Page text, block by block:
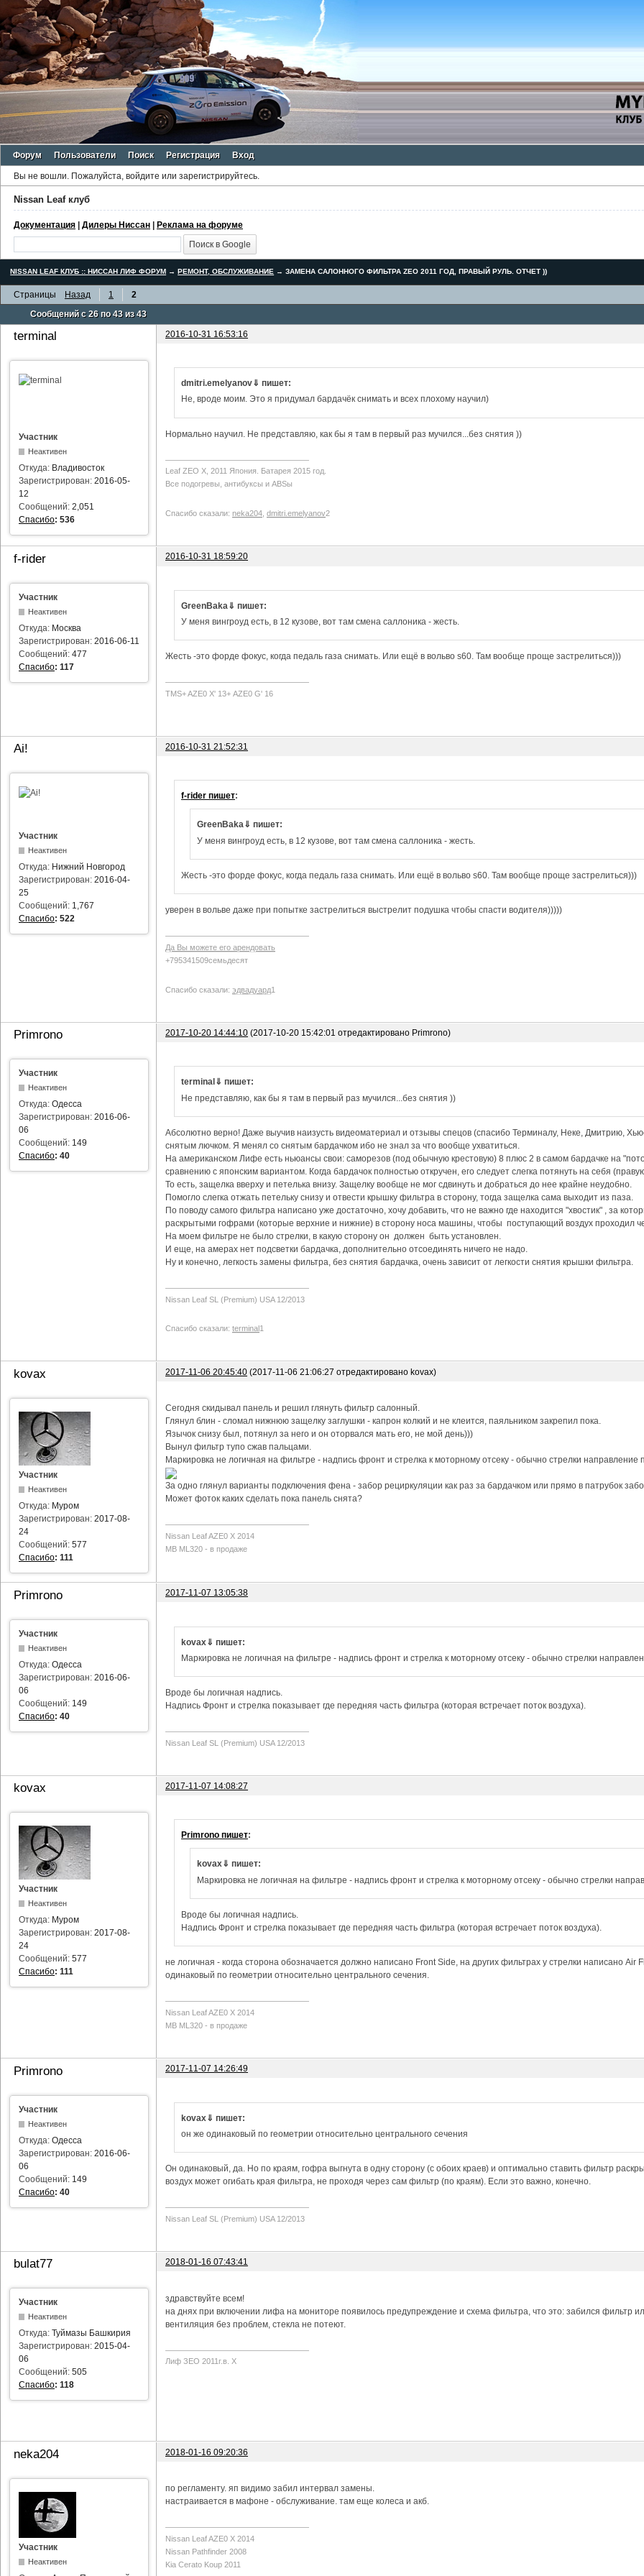
Форум Пользователи Поиск Регистрация Вход
Вы не вошли. Пожалуйста, войдите или зарегистрируйтесь.
Nissan Leaf клуб
Документация | Дилеры Ниссан | Реклама на форуме
NISSAN LEAF КЛУБ :: НИССАН ЛИФ ФОРУМ → РЕМОНТ, ОБСЛУЖИВАНИЕ →ЗАМЕНА САЛОННОГО ФИЛЬТРА ZEO 2011 ГОД, ПРАВЫЙ РУЛЬ. ОТЧЕТ ))
Страницы Назад 1
2
Сообщений с 26 по 43 из 43
terminal 2016-10-31 16:53:16
Участник
Неактивен
Откуда: Владивосток
Зарегистрирован: 2016-05-
12
Сообщений: 2,051
Спасибо: 536
dmitri.emelyanov⇓ пишет:
Не, вроде моим. Это я придумал бардачёк снимать и всех плохому научил)
Нормально научил. Не представляю, как бы я там в первый раз мучился...без снятия ))
Leaf ZEO Х, 2011 Япония. Батарея 2015 год.
Все подогревы, антибуксы и ABSы
Спасибо сказали: neka204 dmitri.emelyanov2
f-rider 2016-10-31 18:59:20
Участник
Неактивен
Откуда: Москва
Зарегистрирован: 2016-06-11
Сообщений: 477
Спасибо: 117
GreenBaka⇓ пишет:
У меня вингроуд есть, в 12 кузове, вот там смена саллоника - жесть.
Жесть -это форде фокус, когда педаль газа снимать. Или ещё в вольво s60. Там вообще проще застрелиться)))
TMS+ AZE0 Х' 13+ AZE0 G' 16
Ai! 2016-10-31 21:52:31
Участник
Неактивен
Откуда: Нижний Новгород
Зарегистрирован: 2016-04-
25
Сообщений: 1,767
Спасибо: 522
f-rider пишет:
GreenBaka⇓ пишет:
У меня вингроуд есть, в 12 кузове, вот там смена саллоника - жесть.
Жесть -это форде фокус, когда педаль газа снимать. Или ещё в вольво s60. Там вообще проще застрелиться)))
уверен в вольве даже при попытке застрелиться выстрелит подушка чтобы спасти водителя)))))
Да Вы можете его арендовать
+795341509семьдесят
Спасибо сказали: эдвадуард1
Primrono 2017-10-20 14:44:10 (2017-10-20 15:42:01 отредактировано Primrono)
Участник
Неактивен
Откуда: Одесса
Зарегистрирован: 2016-06-
06
Сообщений: 149
Спасибо: 40
terminal⇓ пишет:
Не представляю, как бы я там в первый раз мучился...без снятия ))
Абсолютно верно! Даже выучив наизусть видеоматериал и отзывы спецов (спасибо Терминалу, Неке, Дмитрию,
снятым лючком. Я менял со снятым бардачком ибо не знал за что вообще ухватиться.
На американском Лифе есть ньюансы свои: саморезов (под обычную крестовую) 8 плюс 2 в самом бардачке на
сравнению с японским вариантом. Когда бардачок полностью откручен, его следует слегка потянуть на себя
То есть, защелка вверху и петелька внизу. Защелку вообще не мог сдвинуть и добраться до нее крайне неудобно.
Помогло слегка отжать петельку снизу и отвести крышку фильтра в сторону, тогда защелка сама выходит из паза.
По поводу самого фильтра написано уже достаточно, хочу добавить, что не важно где находится "хвостик" , за
раскрытыми гофрами (которые верхние и нижние) в сторону носа машины, чтобы поступающий воздух проходил
На моем фильтре не было стрелки, в какую сторону он должен быть установлен.
И еще, на амерах нет подсветки бардачка, дополнительно отсоединять ничего не надо.
Ну и конечно, легкость замены фильтра, без снятия бардачка, очень зависит от легкости снятия крышки фильтра.
Nissan Leaf SL (Premium) USA 12/2013
Спасибо сказали: terminal 1
kovax 2017-11-06 20:45:40 (2017-11-06 21:06:27 отредактировано kovax)
Участник
Неактивен
Откуда: Муром
Зарегистрирован: 2017-08-
24
Сообщений: 577
Спасибо: 111
Сегодня скидывал панель и решил глянуть фильтр салонный.
Глянул блин - сломал нижнюю защелку заглушки - капрон колкий и не клеится, паяльником закрепил пока.
Язычок снизу был, потянул за него и он оторвался мать его, не мой день)))
Вынул фильтр тупо сжав пальцами.
Маркировка не логичная на фильтре - надпись фронт и стрелка к моторному отсеку - обычно стрелки направление
За одно глянул варианты подключения фена - забор рециркуляции как раз за бардачком или прямо в патрубок
Может фоток каких сделать пока панель снята?
Nissan Leaf AZE0 X 2014
MB ML320 - в продаже
Primrono 2017-11-07 13:05:38
Участник
Неактивен
Откуда: Одесса
Зарегистрирован: 2016-06-
06
Сообщений: 149
Спасибо: 40
kovax⇓ пишет:
Маркировка не логичная на фильтре - надпись фронт и стрелка к моторному отсеку - обычно стрелки
Вроде бы логичная надпись.
Надпись Фронт и стрелка показывает где передняя часть фильтра (которая встречает поток воздуха).
Nissan Leaf SL (Premium) USA 12/2013
kovax 2017-11-07 14:08:27
Участник
Неактивен
Откуда: Муром
Зарегистрирован: 2017-08-
24
Сообщений: 577
Спасибо: 111
Primrono пишет:
kovax⇓ пишет:
Маркировка не логичная на фильтре - надпись фронт и стрелка к моторному отсеку - обычно стрелки
Вроде бы логичная надпись.
Надпись Фронт и стрелка показывает где передняя часть фильтра (которая встречает поток воздуха).
не логичная - когда сторона обозначается должно написано Front Side, на других фильтрах у стрелки написано
одинаковый по геометрии относительно центрального сечения.
Nissan Leaf AZE0 X 2014
MB ML320 - в продаже
Primrono 2017-11-07 14:26:49
Участник
Неактивен
Откуда: Одесса
Зарегистрирован: 2016-06-
06
Сообщений: 149
Спасибо: 40
kovax⇓ пишет:
он же одинаковый по геометрии относительно центрального сечения
Он одинаковый, да. Но по краям, гофра выгнута в одну сторону (с обоих краев) и оптимально ставить фильтр
воздух может огибать края фильтра, не проходя через сам фильтр (по краям). Если это важно, конечно.
Nissan Leaf SL (Premium) USA 12/2013
bulat77 2018-01-16 07:43:41
Участник
Неактивен
Откуда: Туймазы Башкирия
Зарегистрирован: 2015-04-
06
Сообщений: 505
Спасибо: 118
здравствуйте всем!
на днях при включении лифа на мониторе появилось предупреждение и схема фильтра, что это: забился фильтр
вентиляция без проблем, стекла не потеют.
Лиф ЗЕО 2011г.в. Х
neka204 2018-01-16 09:20:36
Участник
Неактивен
по регламенту. яп видимо забил интервал замены.
настраивается в мафоне - обслуживание. там еще колеса и акб.
Nissan Leaf AZE0 X 2014
Nissan Pathfinder 2008
Kia Cerato Koup 2011